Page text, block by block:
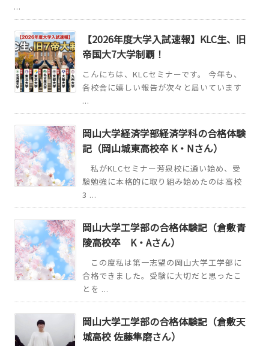
...
【2026年度大学入試速報】KLC生、旧
帝国大7大学制覇！
こんにちは、KLCセミナーです。 今年も、
各校舎に嬉しい報告が次々と届いています
...
岡山大学経済学部経済学科の合格体験
記（岡山城東高校卒 K・Nさん）
私がKLCセミナー芳泉校に通い始め、受
験勉強に本格的に取り組み始めたのは高校
3 ...
岡山大学工学部の合格体験記（倉敷青
陵高校卒 K・Aさん）
この度私は第一志望の岡山大学工学部に
合格できました。受験に大切だと思ったこ
とを ...
岡山大学工学部の合格体験記（倉敷天
城高校 佐藤隼磨さん）